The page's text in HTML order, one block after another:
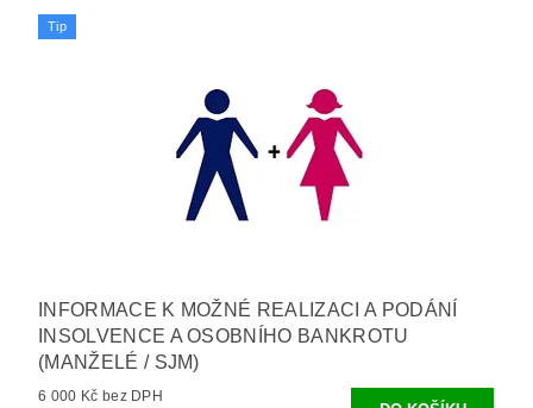
Tip
INFORMACE K MOŽNÉ REALIZACI A PODÁNÍ
INSOLVENCE A OSOBNÍHO BANKROTU
(MANŽELÉ / SJM)
6 000 Kč bez DPH